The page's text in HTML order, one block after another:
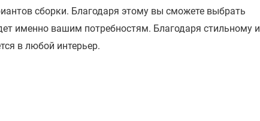
сборки. Благодаря этому вы сможете выбрать
именно вашим потребностям. Благодаря стильному и
в любой интерьер.